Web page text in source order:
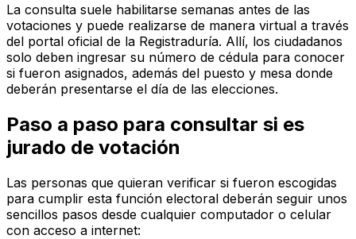
La consulta suele habilitarse semanas antes de las
votaciones y puede realizarse de manera virtual a través
del portal oficial de la Registraduría. Allí, los ciudadanos
solo deben ingresar su número de cédula para conocer
si fueron asignados, además del puesto y mesa donde
deberán presentarse el día de las elecciones.
Paso a paso para consultar si es
jurado de votación
Las personas que quieran verificar si fueron escogidas
para cumplir esta función electoral deberán seguir unos
sencillos pasos desde cualquier computador o celular
con acceso a internet: